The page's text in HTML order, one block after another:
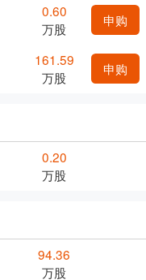
0.60
万股
申购
161.59
万股
申购
0.20
万股
94.36
万股